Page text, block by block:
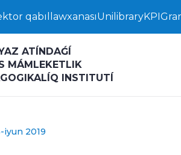
qabıllawxanasıUnilibraryKPI
ATÍNDAǴÍ
MÁMLEKETLIK
INSTITUTÍ
iyun 2019